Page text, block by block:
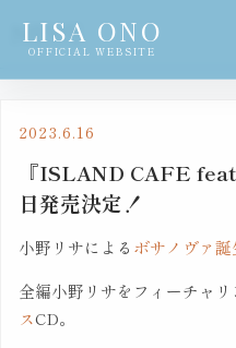
LISA ONO
OFFICIAL WEBSITE
NEWS
2023.6.16
『ISLAND CAFE
日発売決定！
小野リサによる ボサノヴァ誕
全編小野リサをフィーチャリ
スCD。